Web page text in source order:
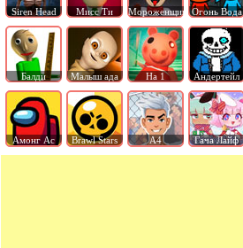
Siren Head Мисс Ти Мороженщик Огонь Вода
Балди Малыш ада На 1 Андертейл
Амонг Ас Brawl Stars А4 Гача Лайф